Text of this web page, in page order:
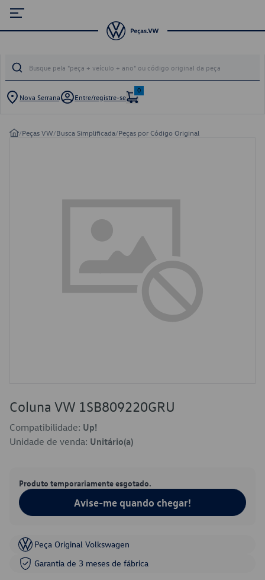
Nova Serrana Entre/registre-se
0
/Peças VW/Busca Simplificada/Peças por Código Original
Coluna VW 1SB809220GRU
Compatibilidade: Up!
Unidade de venda: Unitário(a)
Produto temporariamente esgotado.
Avise-me quando chegar!
Peça Original Volkswagen
Garantia de 3 meses de fábrica